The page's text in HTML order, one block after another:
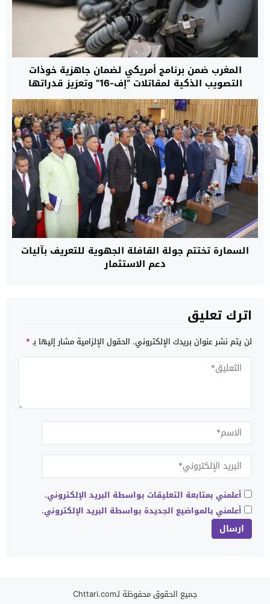
المغرب ضمن برنامج أمريكي لضمان جاهزية خوذات
التصويب الذكية لمقاتلات “إف-16” وتعزيز قدراتها
القتالية حتى عام 2032
السمارة تختتم جولة القافلة الجهوية للتعريف بآليات
دعم الاستثمار
اترك تعليق
لن يتم نشر عنوان بريدك الإلكتروني. الحقول الإلزامية مشار إليها بـ*
أعلمني بمتابعة التعليقات بواسطة البريد الإلكتروني.
أعلمني بالمواضيع الجديدة بواسطة البريد الإلكتروني.
جميع الحقوق محفوظة لـChttari.com